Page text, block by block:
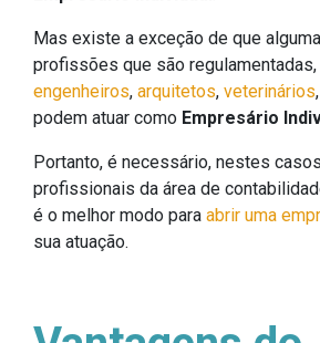
Mas existe a exceção de que
profissões que são
engenheiros, arquitetos, veterinários
podem atuar como Empresário
Portanto, é necessário, nestes
profissionais da área de
é o melhor modo para abrir uma
sua atuação.